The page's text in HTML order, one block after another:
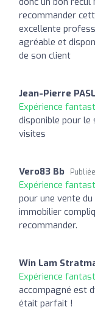
recommander
excellente
agréable et
de son client
Jean-Pierre
Expérience
disponible pour le
visites
Vero83 Bb
Expérience
pour une vente
immobilier
recommander.
Win Lam
Expérience
accompagné est
était parfait !